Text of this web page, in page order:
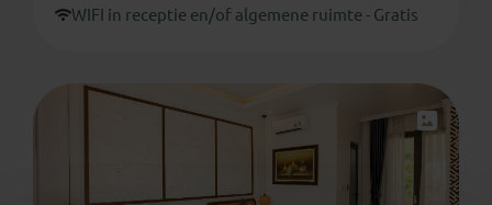
WIFI in receptie en/of algemene ruimte - Gratis